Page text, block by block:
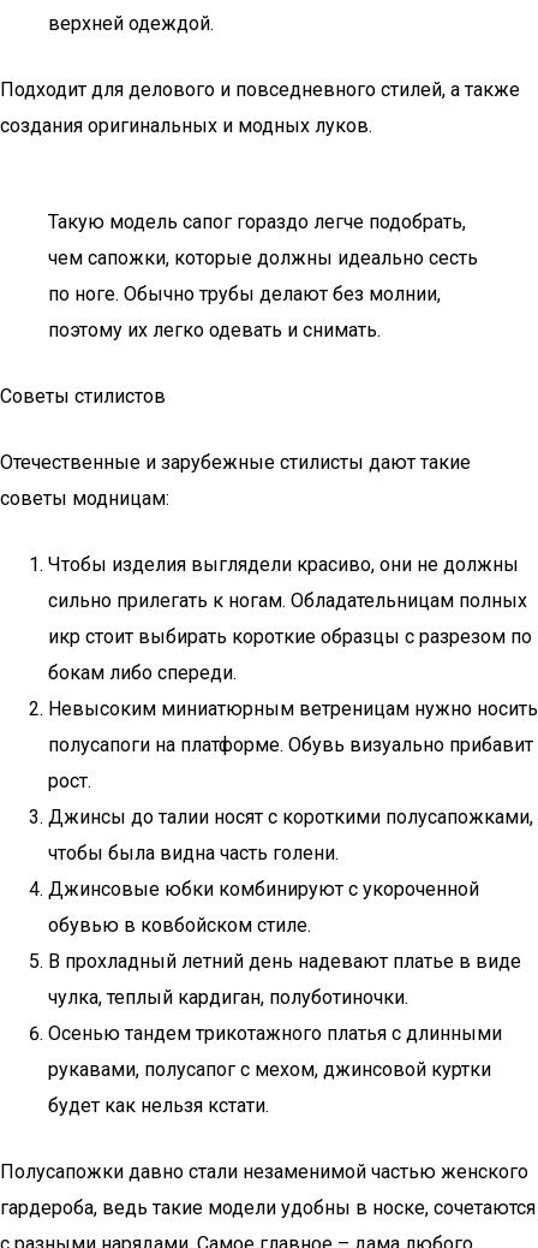
верхней одеждой.
Подходит для делового и повседневного стилей, а также
создания оригинальных и модных луков.
Такую модель сапог гораздо легче подобрать,
чем сапожки, которые должны идеально сесть
по ноге. Обычно трубы делают без молнии,
поэтому их легко одевать и снимать.
Советы стилистов
Отечественные и зарубежные стилисты дают такие
советы модницам:
Чтобы изделия выглядели красиво, они не должны
сильно прилегать к ногам. Обладательницам полных
икр стоит выбирать короткие образцы с разрезом по
бокам либо спереди.
Невысоким миниатюрным ветреницам нужно носить
полусапоги на платформе. Обувь визуально прибавит
рост.
Джинсы до талии носят с короткими полусапожками,
чтобы была видна часть голени.
Джинсовые юбки комбинируют с укороченной
обувью в ковбойском стиле.
В прохладный летний день надевают платье в виде
чулка, теплый кардиган, полуботиночки.
Осенью тандем трикотажного платья с длинными
рукавами, полусапог с мехом, джинсовой куртки
будет как нельзя кстати.
Полусапожки давно стали незаменимой частью женского
гардероба, ведь такие модели удобны в носке, сочетаются